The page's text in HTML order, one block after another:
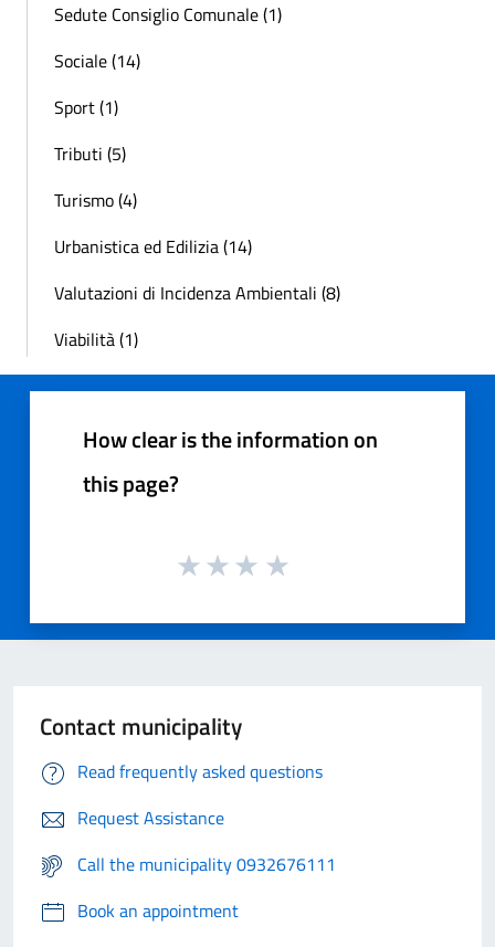
Sedute Consiglio Comunale (1)
Sociale (14)
Sport (1)
Tributi (5)
Turismo (4)
Urbanistica ed Edilizia (14)
Valutazioni di Incidenza Ambientali (8)
Viabilità (1)
How clear is the information on
this page?
Contact municipality
Read frequently asked questions
Request Assistance
Call the municipality 0932676111
Book an appointment